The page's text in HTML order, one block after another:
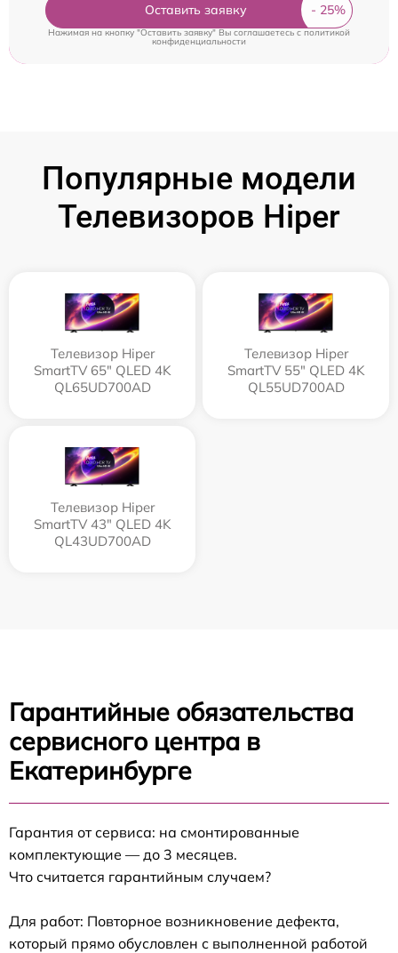
Оставить заявку
Нажимая на кнопку "Оставить заявку" Вы соглашаетесь cполитикой
конфиденциальности
Популярные модели
Телевизоров Hiper
Телевизор Hiper
SmartTV 65" QLED 4K
QL65UD700AD
Телевизор Hiper
SmartTV 55" QLED 4K
QL55UD700AD
Телевизор Hiper
SmartTV 43" QLED 4K
QL43UD700AD
Гарантийные обязательства
сервисного центра в
Екатеринбурге
Гарантия от сервиса: на смонтированные
комплектующие — до 3 месяцев.
Что считается гарантийным случаем?
Для работ: Повторное возникновение дефекта,
который прямо обусловлен с выполненной работой